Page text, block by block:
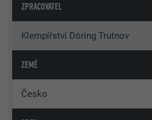
ZPRACOVATEL
Klempířství Döring Trutnov
ZEMĚ
Česko